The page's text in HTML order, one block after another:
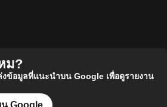
ม?
งข้อมูลที่แนะนำบน Google เพื่อดูรายงาน
Google